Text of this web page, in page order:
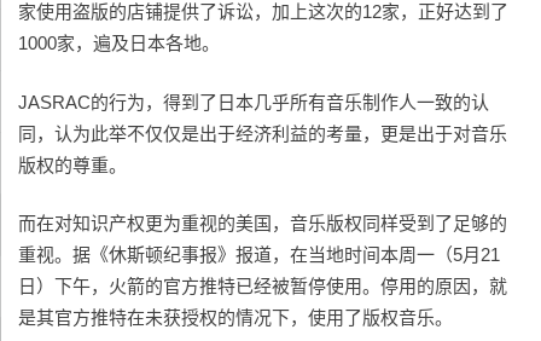
家使用盗版的店铺提供了诉讼，加上这次的12家，正好达到了
1000家，遍及日本各地。
JASRAC的行为，得到了日本几乎所有音乐制作人一致的认
同，认为此举不仅仅是出于经济利益的考量，更是出于对音乐
版权的尊重。
而在对知识产权更为重视的美国，音乐版权同样受到了足够的
重视。据《休斯顿纪事报》报道，在当地时间本周一（5月21
日）下午，火箭的官方推特已经被暂停使用。停用的原因，就
是其官方推特在未获授权的情况下，使用了版权音乐。